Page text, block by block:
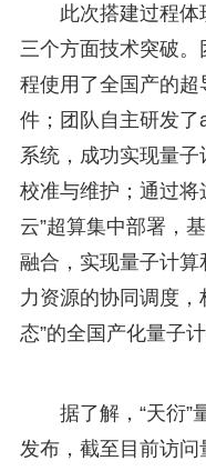
此次搭建过程
三个方面技术突破
程使用了全国产的
件；团队自主研发
系统，成功实现量
校准与维护；通过将
云”超算集中部署，
融合，实现量子计
力资源的协同调度
态”的全国产化量子
据了解，“天衍”
发布，截至目前访